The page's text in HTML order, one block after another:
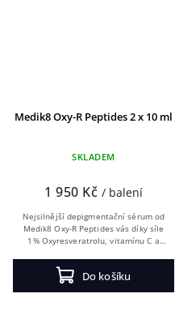
Medik8 Oxy-R Peptides 2 x 10 ml
SKLADEM
1 950 Kč / balení
Do košíku
Nejsilnější depigmentační sérum od
Medik8 Oxy-R Peptides vás díky síle
1% Oxyresveratrolu, vitamínu C a
nadměrné pigmentace, melasmy a...